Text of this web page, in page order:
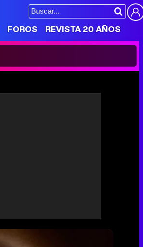
FOROS REVISTA 20 AÑOS